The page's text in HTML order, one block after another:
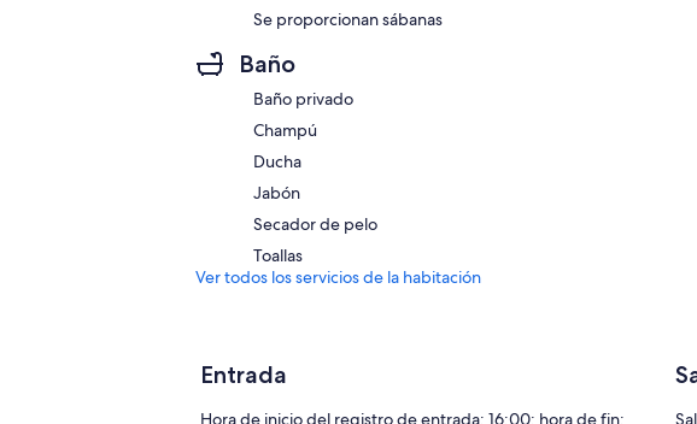
Se proporcionan sábanas
Baño
Baño privado
Champú
Ducha
Jabón
Secador de pelo
Toallas
Ver todos los servicios de la habitación
Entrada
Hora de inicio del registro de entrada: 16:00; hora de fin: